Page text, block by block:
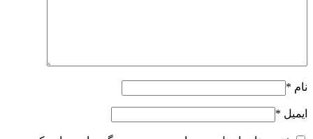
نام *
ایمیل *